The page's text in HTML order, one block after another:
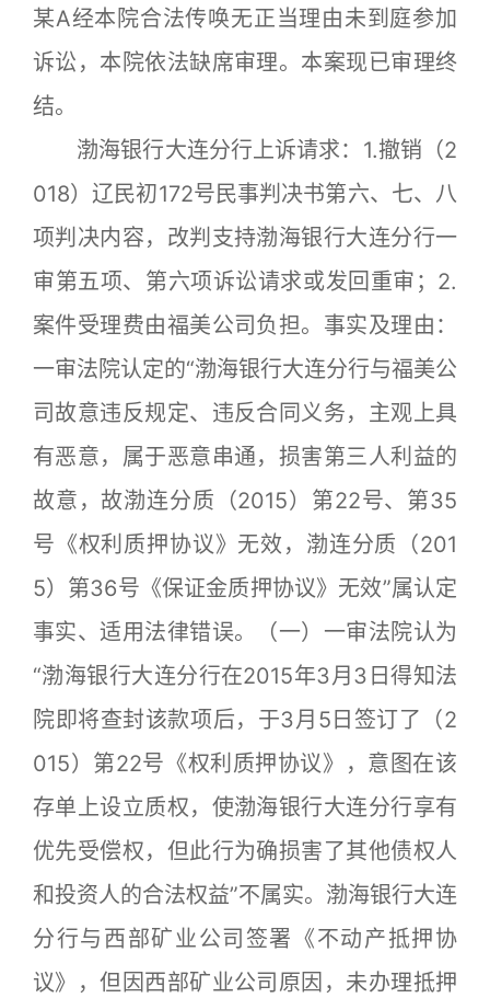
某A经本院合法传唤无正当理由未到庭参加
诉讼，本院依法缺席审理。本案现已审理终
结。
渤海银行大连分行上诉请求：1.撤销（2
018）辽民初172号民事判决书第六、七、八
项判决内容，改判支持渤海银行大连分行一
审第五项、第六项诉讼请求或发回重审；2.
案件受理费由福美公司负担。事实及理由：
一审法院认定的“渤海银行大连分行与福美公
司故意违反规定、违反合同义务，主观上具
有恶意，属于恶意串通，损害第三人利益的
故意，故渤连分质（2015）第22号、第35
号《权利质押协议》无效，渤连分质（201
5）第36号《保证金质押协议》无效”属认定
事实、适用法律错误。（一）一审法院认为
“渤海银行大连分行在2015年3月3日得知法
院即将查封该款项后，于3月5日签订了（2
015）第22号《权利质押协议》，意图在该
存单上设立质权，使渤海银行大连分行享有
优先受偿权，但此行为确损害了其他债权人
和投资人的合法权益”不属实。渤海银行大连
分行与西部矿业公司签署《不动产抵押协
议》，但因西部矿业公司原因，未办理抵押